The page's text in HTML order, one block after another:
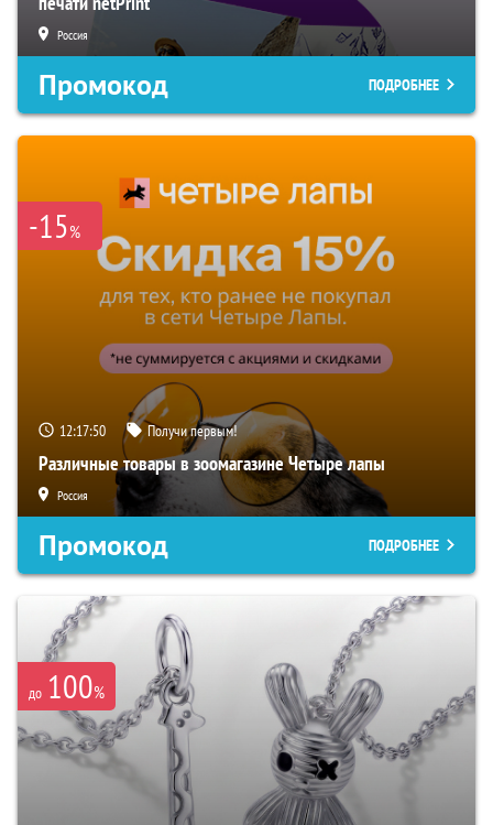
Россия
Промокод ПОДРОБНЕЕ
-15%
12:17:49 Получи первым!
Различные товары в зоомагазине Четыре лапы
Россия
Промокод ПОДРОБНЕЕ
до 100%